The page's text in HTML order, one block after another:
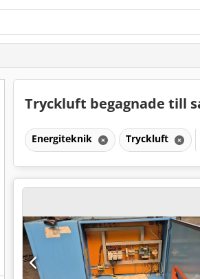
Tryckluft begagnade till
Energiteknik Tryckluft